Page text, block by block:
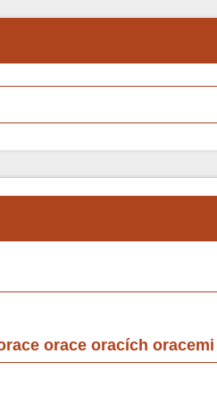
orace oracích oracemi